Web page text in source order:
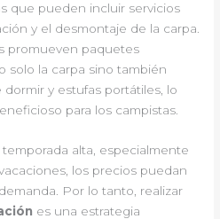
que pueden incluir servicios
y el desmontaje de la carpa.
promueven paquetes
solo la carpa sino también
y estufas portátiles, lo
para los campistas.
alta, especialmente
los precios puedan
Por lo tanto, realizar
es una estrategia